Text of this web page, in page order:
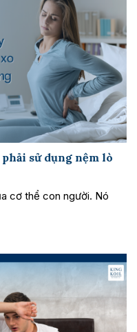
sử dụng nệm lò
cơ thể con người. Nó